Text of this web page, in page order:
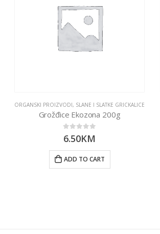
ORGANSKI PROIZVODI, SLANE I SLATKE GRICKALICE
Grožđice Ekozona 200g
0out of 5
6.50KM
ADD TO CART